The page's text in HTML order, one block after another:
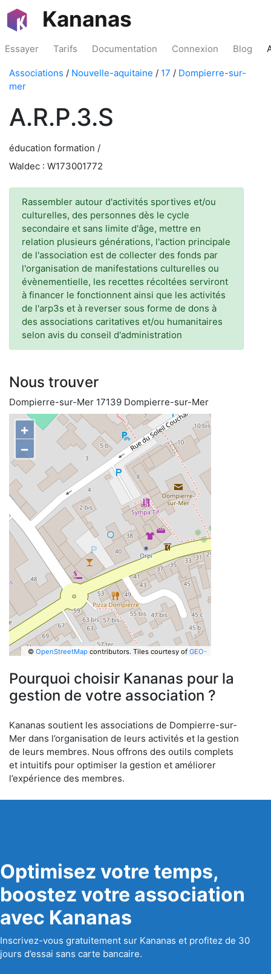
Kananas
Essayer Tarifs Documentation Connexion Blog
Associations / Nouvelle-aquitaine / 17 / Dompierre-sur-
mer
A.R.P.3.S
éducation formation /
Waldec : W173001772
Rassembler autour d'activités sportives et/ou
culturelles, des personnes dès le cycle
secondaire et sans limite d'âge, mettre en
relation plusieurs générations, l'action principale
de l'association est de collecter des fonds par
l'organisation de manifestations culturelles ou
évènementielle, les recettes récoltées serviront
à financer le fonctionnent ainsi que les activités
de l'arp3s et à reverser sous forme de dons à
des associations caritatives et/ou humanitaires
selon avis du conseil d'administration
Nous trouver
Dompierre-sur-Mer 17139 Dompierre-sur-Mer
+
−
© OpenStreetMapcontributors. Tiles courtesy of GEO-
Pourquoi choisir Kananas pour la
gestion de votre association ?
Kananas soutient les associations de Dompierre-sur-
Mer dans l’organisation de leurs activités et la gestion
de leurs membres. Nous offrons des outils complets
et intuitifs pour optimiser la gestion et améliorer
l’expérience des membres.
Optimisez votre temps,
boostez votre association
avec Kananas
Inscrivez-vous gratuitement sur Kananas et profitez de 30
jours d’essai sans carte bancaire.